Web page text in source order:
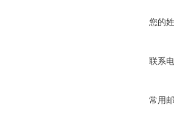
您的
联系
常用